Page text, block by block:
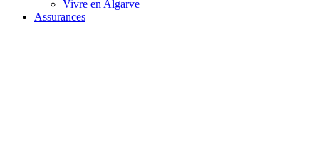
Vivre en Algarve
Assurances